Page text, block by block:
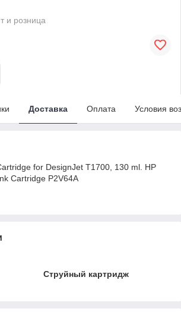
и розница
Доставка Оплата Условия
for DesignJet T1700, 130 ml. HP
Cartridge P2V64A
Струйный картридж